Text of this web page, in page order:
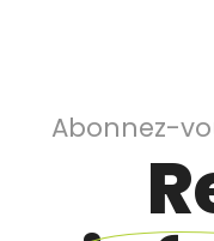
Abonnez-